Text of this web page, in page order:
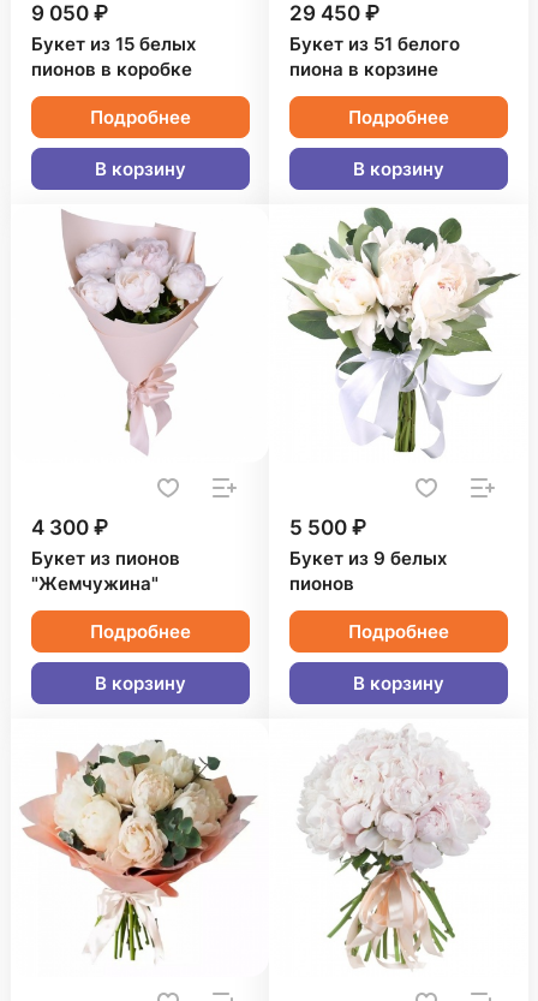
9 050 ₽
Букет из 15 белых
пионов в коробке
Подробнее
В корзину
29 450 ₽
Букет из 51 белого
пиона в корзине
Подробнее
В корзину
4 300 ₽
Букет из пионов
"Жемчужина"
Подробнее
В корзину
5 500 ₽
Букет из 9 белых
пионов
Подробнее
В корзину